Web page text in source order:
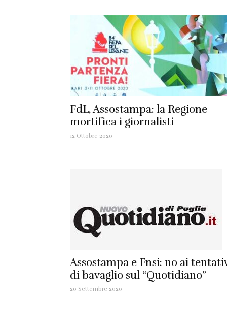
FdL, Assostampa: la Regione
mortifica i giornalisti
12 Ottobre 2020
Assostampa e Fnsi: no ai
di bavaglio sul “Quotidiano”
20 Settembre 2020